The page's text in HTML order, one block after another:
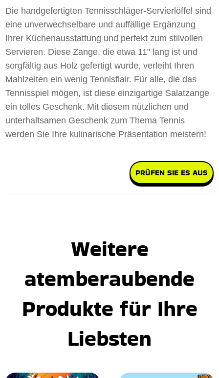
Die handgefertigten Tennisschläger-Servierlöffel sind
eine unverwechselbare und auffällige Ergänzung
Ihrer Küchenausstattung und perfekt zum stilvollen
Servieren. Diese Zange, die etwa 11" lang ist und
sorgfältig aus Holz gefertigt wurde, verleiht Ihren
Mahlzeiten ein wenig Tennisflair. Für alle, die das
Tennisspiel mögen, ist diese einzigartige Salatzange
ein tolles Geschenk. Mit diesem nützlichen und
unterhaltsamen Geschenk zum Thema Tennis
werden Sie Ihre kulinarische Präsentation meistern!
PRÜFEN SIE ES AUS
Weitere
atemberaubende
Produkte für Ihre
Liebsten